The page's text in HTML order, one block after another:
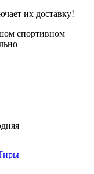
их доставку!
спортивном